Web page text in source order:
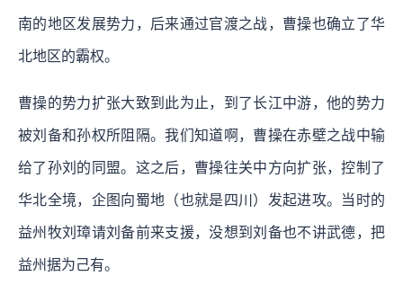
南的地区发展势力，后来通过官渡之战，曹操也确立了华
北地区的霸权。
曹操的势力扩张大致到此为止，到了长江中游，他的势力
被刘备和孙权所阻隔。我们知道啊，曹操在赤壁之战中输
给了孙刘的同盟。这之后，曹操往关中方向扩张，控制了
华北全境，企图向蜀地（也就是四川）发起进攻。当时的
益州牧刘璋请刘备前来支援，没想到刘备也不讲武德，把
益州据为己有。